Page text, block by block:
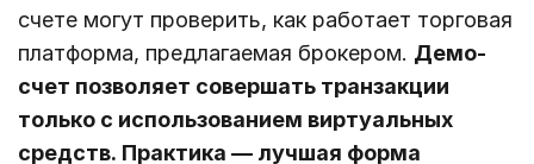
счете могут проверить, как работает торговая
платформа, предлагаемая брокером. Демо-
счет позволяет совершать транзакции
только с использованием виртуальных
средств. Практика — лучшая форма